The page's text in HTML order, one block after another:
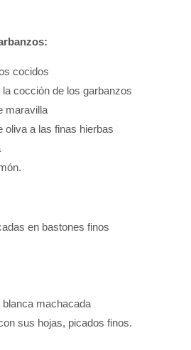
cocidos
cocción de los garbanzos
maravilla
a las finas hierbas
en bastones finos
machacada
sus hojas, picados finos.